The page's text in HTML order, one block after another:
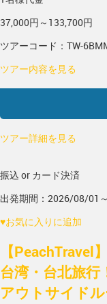
37,000円～133,700円
ツアーコード：TW-
ツアー内容を見る
ツアー詳細を見る
振込 or カード決済
出発期間：2026/08/01
♥お気に入りに追加
【PeachTravel
台湾・台北旅
アウトサイド